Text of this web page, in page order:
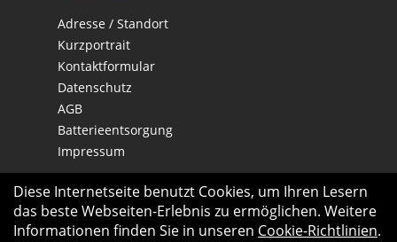
Adresse / Standort
Kurzportrait
Kontaktformular
Datenschutz
AGB
Batterieentsorgung
Impressum
Diese Internetseite benutzt Cookies, um Ihren Lesern
das beste Webseiten-Erlebnis zu ermöglichen. Weitere
Informationen finden Sie in unseren Cookie-Richtlinien.